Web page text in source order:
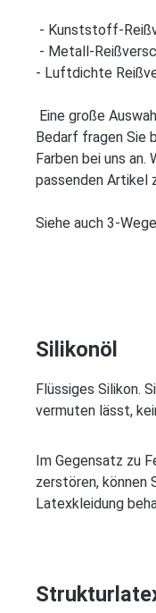
- Kunststoff-
- Metall-
- Luftdichte
Eine große
Bedarf fragen Sie
Farben bei uns an.
passenden Artikel
Siehe auch 3-
Silikonöl
Flüssiges Silikon.
vermuten lässt,
Im Gegensatz zu
zerstören, können
Latexkleidung